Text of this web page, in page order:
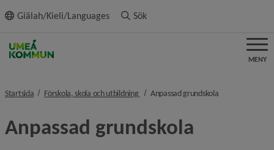
innehållet
Giälah/Kieli/Languages Sök
MENY
Startsida Förskola, skola och utbildning nivå i brödsmulenavigeringen
Anpassad grundskolanivå i
Anpassad grundskola